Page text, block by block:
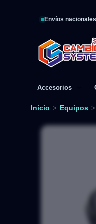
Envíos
Accesorios
Inicio > Equipos >